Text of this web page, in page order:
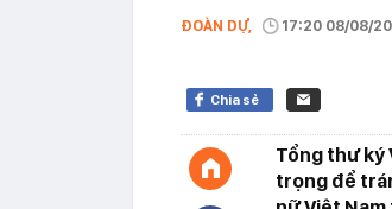
ĐOÀN DỰ, 17:20 08/08/
Chia sẻ
Tổng thư ký
trọng để